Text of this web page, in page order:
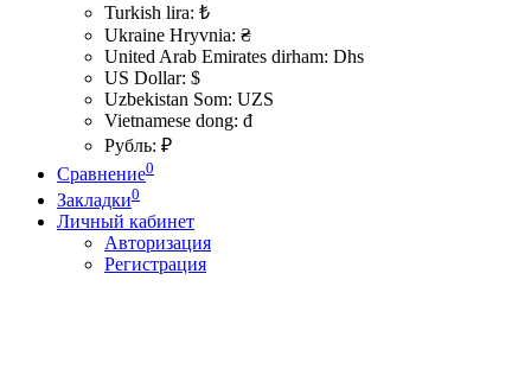
Turkish lira: ₺
Ukraine Hryvnia: ₴
United Arab Emirates dirham: Dhs
US Dollar: $
Uzbekistan Som: UZS
Vietnamese dong: đ
Рубль: ₽
Сравнение0
Закладки0
Личный кабинет
Авторизация
Регистрация